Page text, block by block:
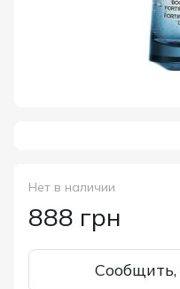
Нет в наличии
888 грн
Сообщить,